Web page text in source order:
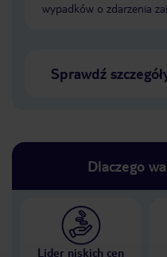
wypadków o zdarzenia
Sprawdź
Dlaczego
Lider niskich cen